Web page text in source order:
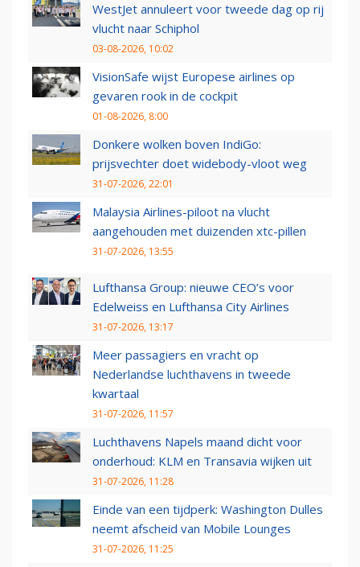
WestJet annuleert voor tweede dag op rij
vlucht naar Schiphol
03-08-2026, 10:02
VisionSafe wijst Europese airlines op
gevaren rook in de cockpit
01-08-2026, 8:00
Donkere wolken boven IndiGo:
prijsvechter doet widebody-vloot weg
31-07-2026, 22:01
Malaysia Airlines-piloot na vlucht
aangehouden met duizenden xtc-pillen
31-07-2026, 13:55
Lufthansa Group: nieuwe CEO’s voor
Edelweiss en Lufthansa City Airlines
31-07-2026, 13:17
Meer passagiers en vracht op
Nederlandse luchthavens in tweede
kwartaal
31-07-2026, 11:57
Luchthavens Napels maand dicht voor
onderhoud: KLM en Transavia wijken uit
31-07-2026, 11:28
Einde van een tijdperk: Washington Dulles
neemt afscheid van Mobile Lounges
31-07-2026, 11:25